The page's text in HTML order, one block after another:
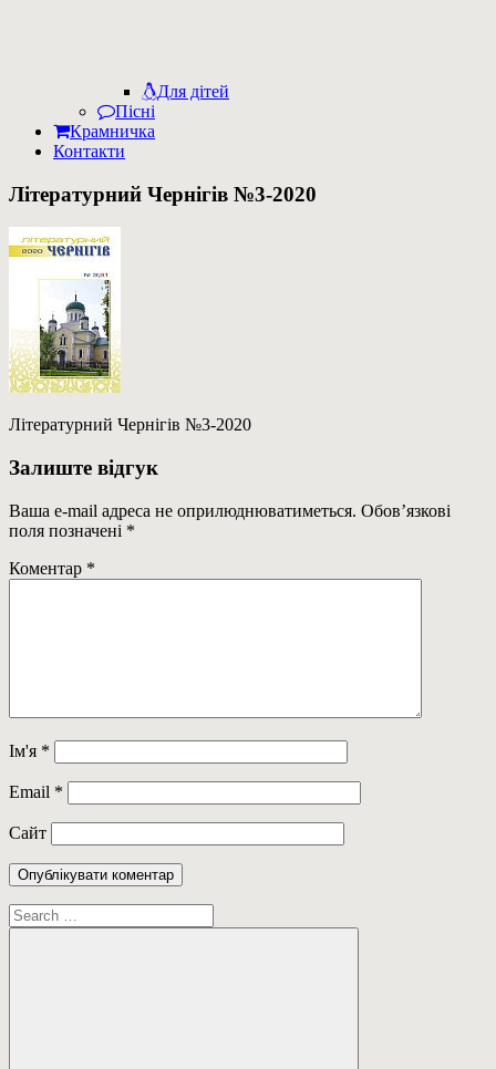
Для дітей
Пісні
Крамничка
Контакти
Літературний Чернігів №3-2020
Літературний Чернігів №3-2020
Залиште відгук
Ваша e-mail адреса не оприлюднюватиметься. Обов’язкові
поля позначені *
Коментар *
Ім'я *
Email *
Сайт
Пошук: